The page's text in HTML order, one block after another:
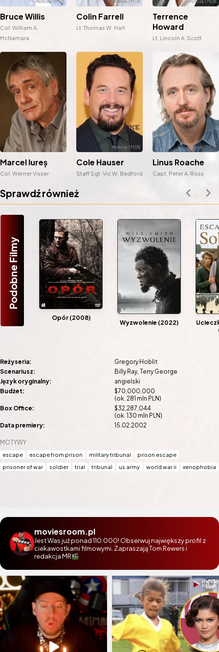
MOTYWY
escape escape from prison military tribunal
prison escape
prisoner of war
soldier trial tribunal us army world war ii xenophobia
Bruce Willis
Col. William A.
McNamara
Colin Farrell
Lt. Thomas W. Hart
Terrence
Howard
Lt. Lincoln A. Scott
Marcel Iureș
Col. Werner Visser
Cole Hauser
Staff Sgt. Vic W. Bedford
Linus Roache
Capt. Peter A. Ross
Sprawdź również
Podobne Filmy
Opór (2008)
Wyzwolenie (2022)
Reżyseria:
Gregory Hoblit
Scenariusz:
Billy Ray Terry George
Język oryginalny:
angielski
Budżet:
$70,000,000
(ok. 281 mln PLN)
Box Office:
$32,287,044
(ok. 130 mln PLN)
Data premiery:
15.02.2002
moviesroom.pl
Jest Was już ponad 110.000! Obserwuj największy profil z
ciekawostkami filmowymi. Zapraszają Tom Rewers i
redakcja MR